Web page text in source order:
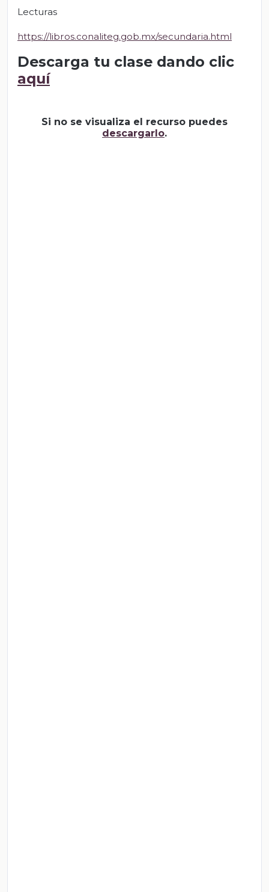
Lecturas
https://libros.conaliteg.gob.mx/secundaria.html
Descarga tu clase dando clic
aquí
Si no se visualiza el recurso puedes
descargarlo.